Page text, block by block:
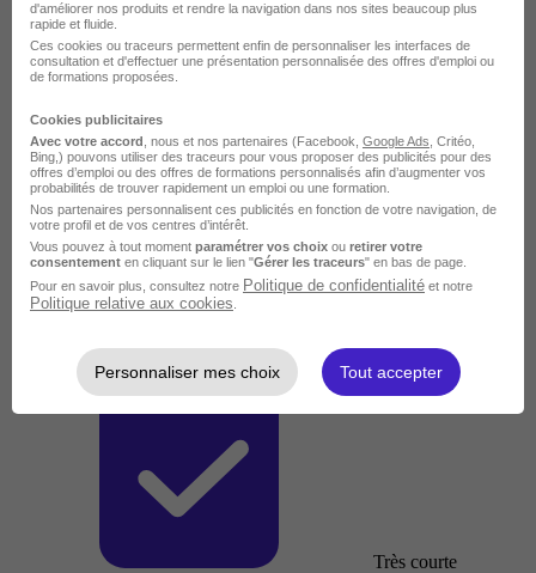
Très courte
d'améliorer nos produits et rendre la navigation dans nos sites beaucoup plus
rapide et fluide.
Ces cookies ou traceurs permettent enfin de personnaliser les interfaces de
consultation et d'effectuer une présentation personnalisée des offres d'emploi ou
de formations proposées.
Cookies publicitaires
Avec votre accord , nous et nos partenaires (Facebook, Google Ads , Critéo,
Bing,) pouvons utiliser des traceurs pour vous proposer des publicités pour des
offres d’emploi ou des offres de formations personnalisés afin d’augmenter vos
probabilités de trouver rapidement un emploi ou une formation.
Nos partenaires personnalisent ces publicités en fonction de votre navigation, de
votre profil et de vos centres d’intérêt.
Vous pouvez à tout moment paramétrer vos choix ou retirer votre
consentement en cliquant sur le lien "Gérer les traceurs" en bas de page.
Pour en savoir plus, consultez notre Politique de confidentialité et notre
Politique relative aux cookies
Personnaliser mes choix Tout accepter